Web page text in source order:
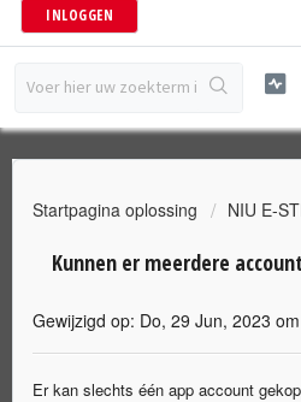
INLOGGEN
Startpagina oplossing NIU E-
Kunnen er meerdere
Gewijzigd op: Do, 29 Jun, 2023
Er kan slechts één app account